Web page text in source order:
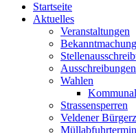
Startseite
Aktuelles
Veranstaltungen
Ausschreibungen
Wahlen
Strassensperren
Veldener